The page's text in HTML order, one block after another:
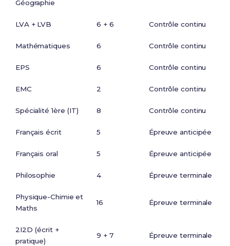
Géographie
LVA + LVB 6 + 6 Contrôle continu
Mathématiques 6 Contrôle continu
EPS 6 Contrôle continu
EMC 2 Contrôle continu
Spécialité 1ère (IT) 8 Contrôle continu
Français écrit 5 Épreuve anticipée
Français oral 5 Épreuve anticipée
Philosophie 4 Épreuve terminale
Physique-Chimie et
Maths
16 Épreuve terminale
2I2D (écrit +
pratique)
9 + 7 Épreuve terminale